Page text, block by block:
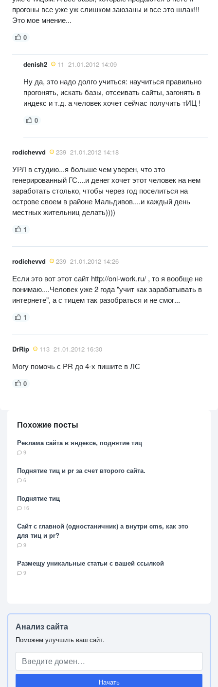
прогоны все уже уж слишком заюзаны и все это шлак!!!
Это мое мнение...
0
denish2 11 21.01.2012 14:09
Ну да, это надо долго учиться: научиться правильно
прогонять, искать базы, отсеивать сайты, загонять в
индекс и т.д. а человек хочет сейчас получить тИЦ !
0
rodichevvd 239 21.01.2012 14:18
УРЛ в студию...я больше чем уверен, что это
генерированный ГС....и денег хочет этот человек на нем
заработать столько, чтобы через год поселиться на
острове своем в районе Мальдивов....и каждый день
местных жительниц делать))))
1
rodichevvd 239 21.01.2012 14:26
Если это вот этот сайт http://onl-work.ru/ , то я вообще не
понимаю....Человек уже 2 года "учит как зарабатывать в
интернете", а с тицем так разобраться и не смог...
1
DrRip 113 21.01.2012 16:30
Могу помочь с PR до 4-х пишите в ЛС
0
Похожие посты
Реклама сайта в яндексе, поднятие тиц
9
Поднятие тиц и pr за счет второго сайта.
6
Поднятие тиц
16
Сайт с главной (одностаничник) а внутри cms, как это
для тиц и pr?
9
Размещу уникальные статьи с вашей ссылкой
9
Анализ сайта
Поможем улучшить ваш сайт.
Начать